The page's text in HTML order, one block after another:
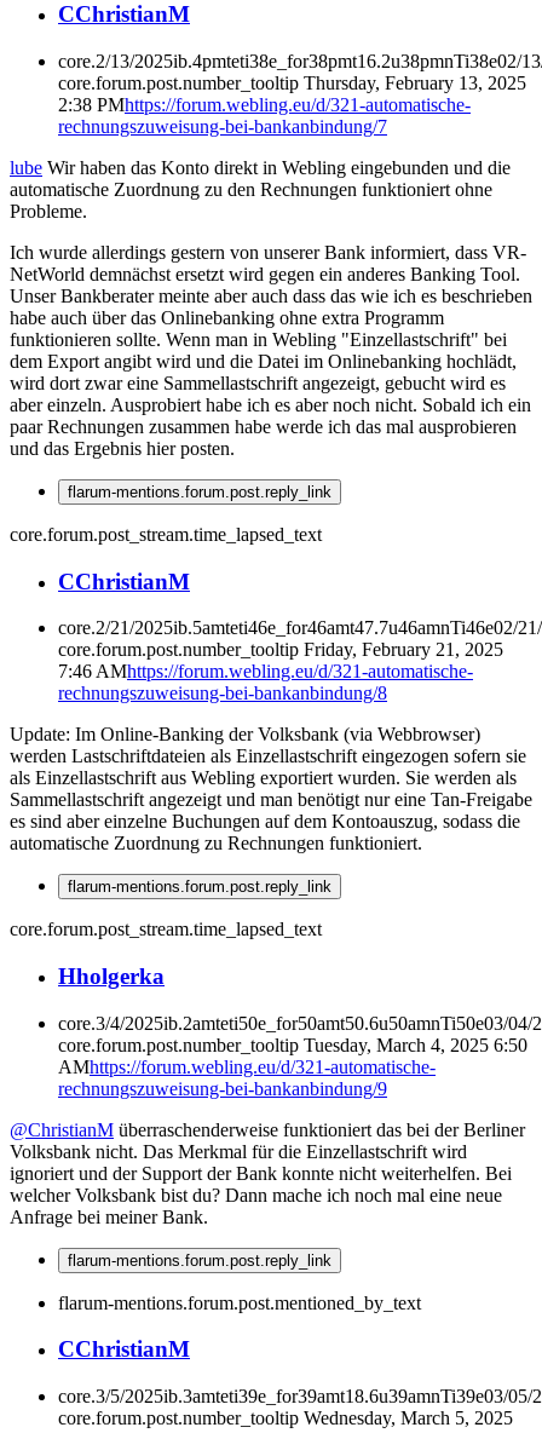
CChristianM
core.2/13/2025ib.4pmteti38e_for38pmt16.2u38pmnTi38e02/
core.forum.post.number_tooltip Thursday, February 13, 2025
2:38 PMhttps://forum.webling.eu/d/321-automatische-
rechnungszuweisung-bei-bankanbindung/7
lube Wir haben das Konto direkt in Webling eingebunden und die
automatische Zuordnung zu den Rechnungen funktioniert ohne
Probleme.
Ich wurde allerdings gestern von unserer Bank informiert, dass VR-
NetWorld demnächst ersetzt wird gegen ein anderes Banking Tool.
Unser Bankberater meinte aber auch dass das wie ich es beschrieben
habe auch über das Onlinebanking ohne extra Programm
funktionieren sollte. Wenn man in Webling "Einzellastschrift" bei
dem Export angibt wird und die Datei im Onlinebanking hochlädt,
wird dort zwar eine Sammellastschrift angezeigt, gebucht wird es
aber einzeln. Ausprobiert habe ich es aber noch nicht. Sobald ich ein
paar Rechnungen zusammen habe werde ich das mal ausprobieren
und das Ergebnis hier posten.
flarum-mentions.forum.post.reply_link
core.forum.post_stream.time_lapsed_text
CChristianM
core.2/21/2025ib.5amteti46e_for46amt47.7u46amnTi46e02/
core.forum.post.number_tooltip Friday, February 21, 2025
7:46 AMhttps://forum.webling.eu/d/321-automatische-
rechnungszuweisung-bei-bankanbindung/8
Update: Im Online-Banking der Volksbank (via Webbrowser)
werden Lastschriftdateien als Einzellastschrift eingezogen sofern sie
als Einzellastschrift aus Webling exportiert wurden. Sie werden als
Sammellastschrift angezeigt und man benötigt nur eine Tan-Freigabe
es sind aber einzelne Buchungen auf dem Kontoauszug, sodass die
automatische Zuordnung zu Rechnungen funktioniert.
flarum-mentions.forum.post.reply_link
core.forum.post_stream.time_lapsed_text
Hholgerka
core.3/4/2025ib.2amteti50e_for50amt50.6u50amnTi50e03/04/
core.forum.post.number_tooltip Tuesday, March 4, 2025 6:50
AMhttps://forum.webling.eu/d/321-automatische-
rechnungszuweisung-bei-bankanbindung/9
@ChristianM überraschenderweise funktioniert das bei der Berliner
Volksbank nicht. Das Merkmal für die Einzellastschrift wird
ignoriert und der Support der Bank konnte nicht weiterhelfen. Bei
welcher Volksbank bist du? Dann mache ich noch mal eine neue
Anfrage bei meiner Bank.
flarum-mentions.forum.post.reply_link
flarum-mentions.forum.post.mentioned_by_text
CChristianM
core.3/5/2025ib.3amteti39e_for39amt18.6u39amnTi39e03/05/
core.forum.post.number_tooltip Wednesday, March 5, 2025